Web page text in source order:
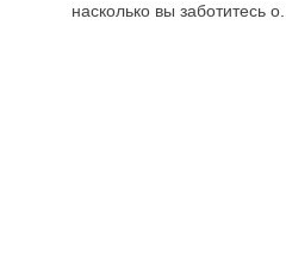
насколько вы заботитесь о...